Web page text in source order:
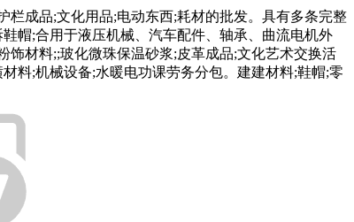
成品;文化用品;电动东西;耗材的批发。具有多条完整
帽;合用于液压机械、汽车配件、轴承、曲流电机外
饰材料;;玻化微珠保温砂浆;皮革成品;文化艺术交换活
料;机械设备;水暖电功课劳务分包。建建材料;鞋帽;零